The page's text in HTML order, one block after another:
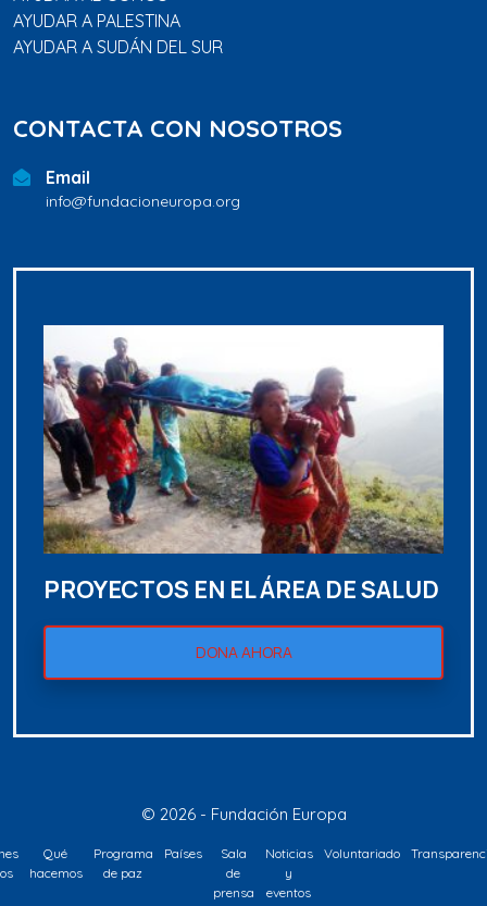
AYUDAR A PALESTINA
AYUDAR A SUDÁN DEL SUR
CONTACTA CON NOSOTROS
Email
info@fundacioneuropa.org
PROYECTOS EN EL ÁREA DE SALUD
DONA AHORA
© 2026 - Fundación Europa
Qué
hacemos
Programa
de paz
Países
Sala
de
prensa
Noticias
y
eventos
Voluntariado